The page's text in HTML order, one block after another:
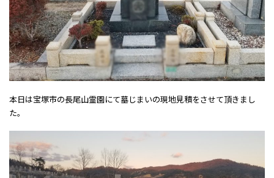
本日は宝塚市の長尾山霊園にて墓じまいの現地見積をさせて頂きまし
た。